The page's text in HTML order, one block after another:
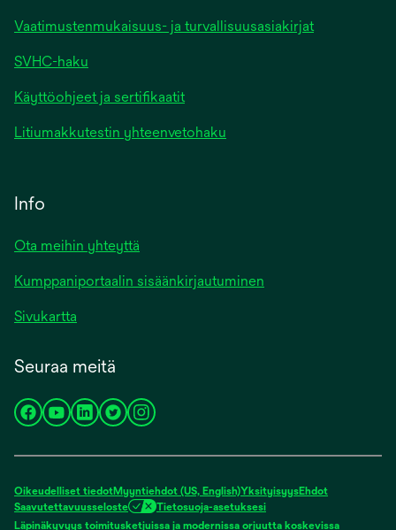
Vaatimustenmukaisuus- ja turvallisuusasiakirjat
SVHC-haku
Käyttöohjeet ja sertifikaatit
Litiumakkutestin yhteenvetohaku
Info
Ota meihin yhteyttä
Kumppaniportaalin sisäänkirjautuminen
Sivukartta
Seuraa meitä
opens
new
tab
opens
new
tab
opens
new
tab
opens
new
tab
opens
new
tab
Oikeudelliset tiedotMyyntiehdot (US, English)YksityisyysEhdot
Saavutettavuusseloste
Tietosuoja-asetuksesi
Läpinäkyvyys toimitusketjuissa ja modernissa orjuutta koskevissa